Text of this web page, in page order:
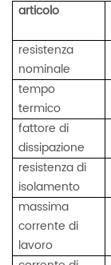
articolo
resistenza
nominale
tempo
termico
fattore di
dissipazione
resistenza di
isolamento
massima
corrente di
lavoro